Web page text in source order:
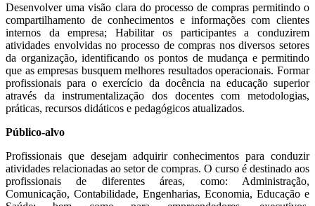
Desenvolver uma visão clara do processo de compras permitindo o
compartilhamento de conhecimentos e informações com clientes
internos da empresa; Habilitar os participantes a conduzirem
atividades envolvidas no processo de compras nos diversos setores
da organização, identificando os pontos de mudança e permitindo
que as empresas busquem melhores resultados operacionais. Formar
profissionais para o exercício da docência na educação superior
através da instrumentalização dos docentes com metodologias,
práticas, recursos didáticos e pedagógicos atualizados.
Público-alvo
Profissionais que desejam adquirir conhecimentos para conduzir
atividades relacionadas ao setor de compras. O curso é destinado aos
profissionais de diferentes áreas, como: Administração,
Comunicação, Contabilidade, Engenharias, Economia, Educação e